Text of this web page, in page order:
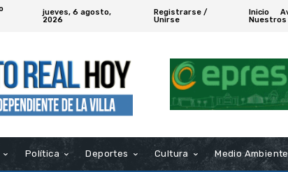
jueves, 6 agosto,
2026
Registrarse /
Unirse
Inicio
Nuestros
Política Deportes Cultura Medio Ambiente